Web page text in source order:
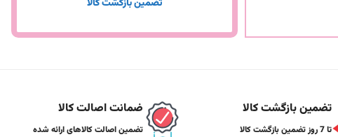
تضمین بازگشت کالا
تضمین بازگشت کالا
تا 7 روز تضمین بازگشت کالا
ضمانت اصالت کالا
تضمین اصالت کالاهای ارائه شده